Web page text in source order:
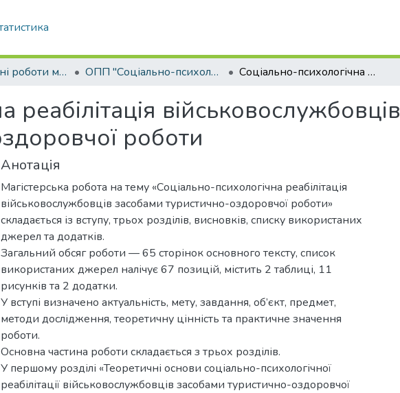
Кваліфікаційні роботи магістрів ОПП "Соціально-психологічна реабілітація" Соціально-психологічна реабілітація військовослужбовців засобами туристично-оздоровчої роботи
військовослужбовців
роботи
Анотація
Магістерська робота на тему «Соціально-психологічна реабілітація
військовослужбовців засобами туристично-оздоровчої роботи»
складається із вступу, трьох розділів, висновків, списку використаних
джерел та додатків.
Загальний обсяг роботи — 65 сторінок основного тексту, список
використаних джерел налічує 67 позицій, містить 2 таблиці, 11
рисунків та 2 додатки.
У вступі визначено актуальність, мету, завдання, об’єкт, предмет,
методи дослідження, теоретичну цінність та практичне значення
роботи.
Основна частина роботи складається з трьох розділів.
У першому розділі «Теоретичні основи соціально-психологічної
реабілітації військовослужбовців засобами туристично-оздоровчої